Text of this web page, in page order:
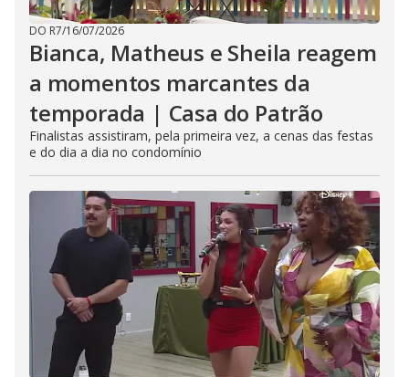
DO R7/16/07/2026
Bianca, Matheus e Sheila reagem
a momentos marcantes da
temporada | Casa do Patrão
Finalistas assistiram, pela primeira vez, a cenas das festas
e do dia a dia no condomínio